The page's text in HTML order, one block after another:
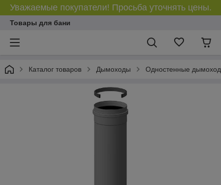
Уважаемые покупатели! Просьба уточнять цены.
Товары для бани
Каталог товаров Дымоходы Одностенные